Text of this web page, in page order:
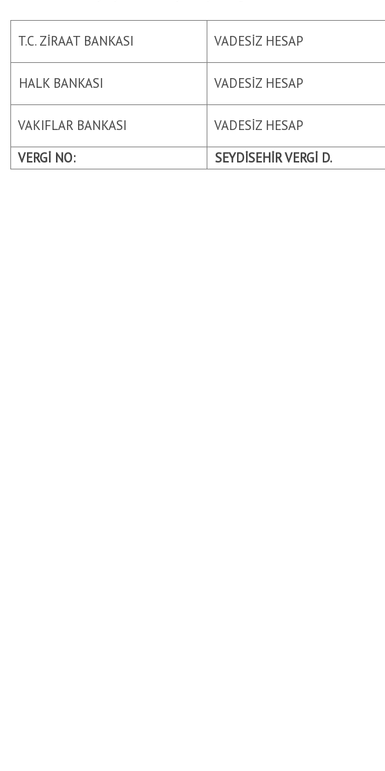
T.C. ZİRAAT BANKASI VADESİZ HESAP
HALK BANKASI
VADESİZ HESAP
VAKIFLAR BANKASI
VADESİZ HESAP
VERGİ NO:
SEYDİSEHİR VERGİ D.